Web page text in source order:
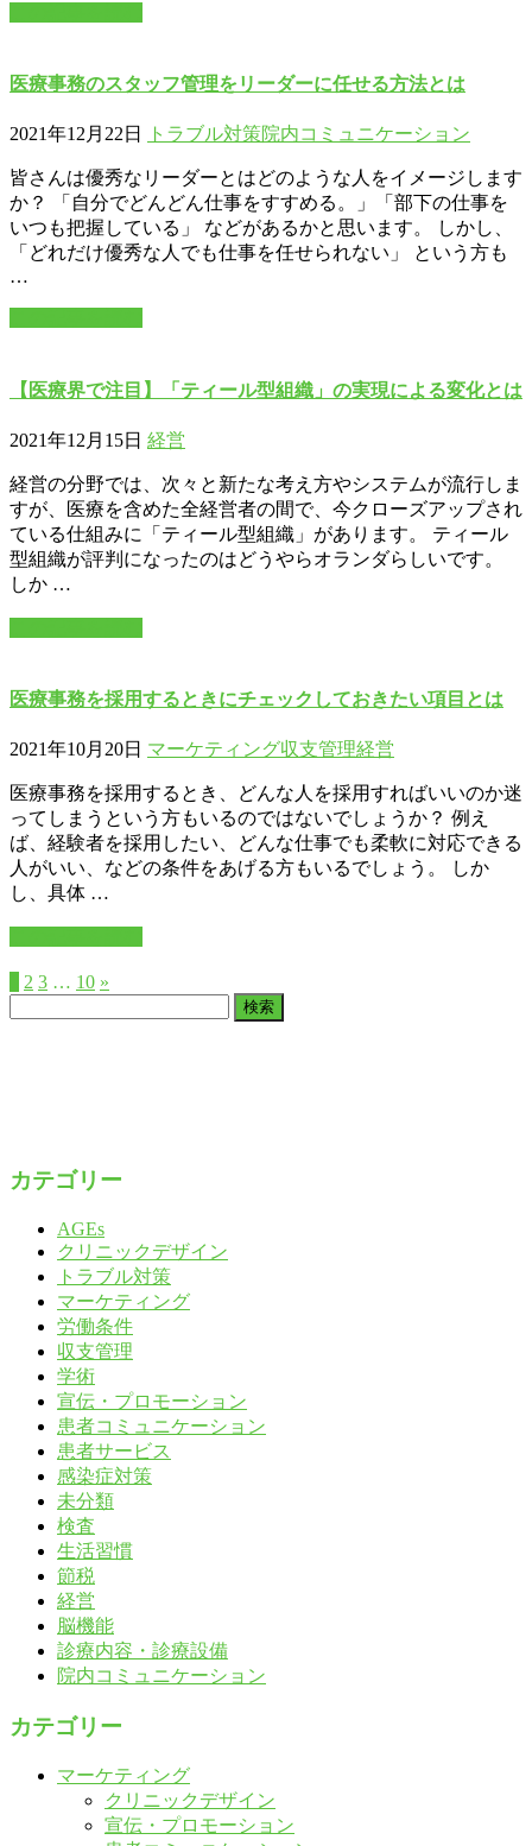
医療事務のスタッフ管理をリーダーに任せる方法とは
2021年12月22日 トラブル対策院内コミュニケーション
皆さんは優秀なリーダーとはどのような人をイメージします
か？ 「自分でどんどん仕事をすすめる。」「部下の仕事を
いつも把握している」 などがあるかと思います。 しかし、
「どれだけ優秀な人でも仕事を任せられない」 という方も
…
【医療界で注目】「ティール型組織」の実現による変化とは
2021年12月15日 経営
経営の分野では、次々と新たな考え方やシステムが流行しま
すが、医療を含めた全経営者の間で、今クローズアップされ
ている仕組みに「ティール型組織」があります。 ティール
型組織が評判になったのはどうやらオランダらしいです。
しか …
医療事務を採用するときにチェックしておきたい項目とは
2021年10月20日 マーケティング収支管理経営
医療事務を採用するとき、どんな人を採用すればいいのか迷
ってしまうという方もいるのではないでしょうか？ 例え
ば、経験者を採用したい、どんな仕事でも柔軟に対応できる
人がいい、などの条件をあげる方もいるでしょう。 しか
し、具体 …
2 3 … 10 »
カテゴリー
AGEs
クリニックデザイン
トラブル対策
マーケティング
労働条件
収支管理
学術
宣伝・プロモーション
患者コミュニケーション
患者サービス
感染症対策
未分類
検査
生活習慣
節税
経営
脳機能
診療内容・診療設備
院内コミュニケーション
カテゴリー
マーケティング
クリニックデザイン
宣伝・プロモーション